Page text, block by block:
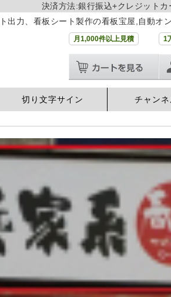
決済方法:銀行振込+クレジットカ
出力、看板シート製作の看板宝屋,自動オ
月1,000件以上見積 1
切り文字サイン チャン